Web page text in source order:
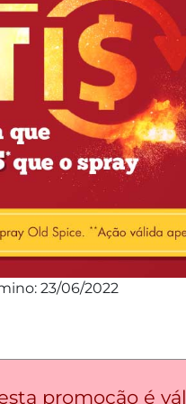
23/06/2022
promoção é